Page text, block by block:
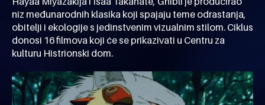
niz međunarodnih klasika koji spajaju teme odrastanja,
obitelji i ekologije s jedinstvenim vizualnim stilom. Ciklus
donosi 16 filmova koji će se prikazivati u Centru za
kulturu Histrionski dom.